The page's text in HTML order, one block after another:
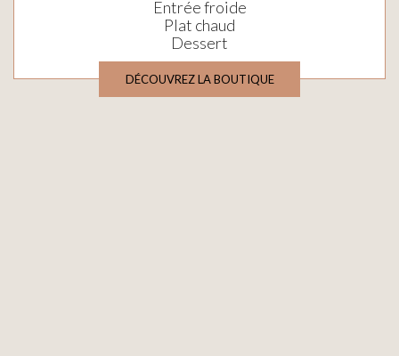
Entrée froide
Plat chaud
Dessert
DÉCOUVREZ LA BOUTIQUE